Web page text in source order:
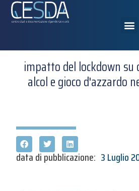
impatto del lockdown su
alcol e gioco d'azzardo
data di pubblicazione: 3 Luglio